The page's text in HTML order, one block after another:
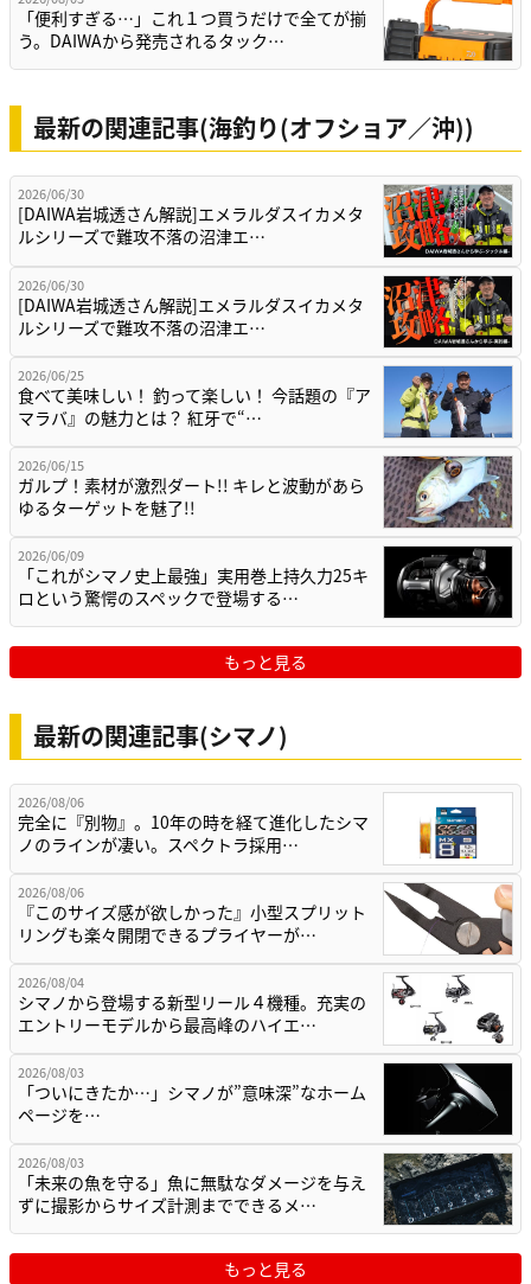
「便利すぎる…」これ１つ買うだけで全てが揃
う。DAIWAから発売されるタック…
最新の関連記事(海釣り(オフショア／沖))
2026/06/30
[DAIWA岩城透さん解説]エメラルダスイカメタ
ルシリーズで難攻不落の沼津エ…
2026/06/30
[DAIWA岩城透さん解説]エメラルダスイカメタ
ルシリーズで難攻不落の沼津エ…
2026/06/25
食べて美味しい！ 釣って楽しい！ 今話題の『ア
マラバ』の魅力とは？ 紅牙で“…
2026/06/15
ガルプ！素材が激烈ダート!! キレと波動があら
ゆるターゲットを魅了!!
2026/06/09
「これがシマノ史上最強」実用巻上持久力25キ
ロという驚愕のスペックで登場する…
もっと見る
最新の関連記事(シマノ)
2026/08/06
完全に『別物』。10年の時を経て進化したシマ
ノのラインが凄い。スペクトラ採用…
2026/08/06
『このサイズ感が欲しかった』小型スプリット
リングも楽々開閉できるプライヤーが…
2026/08/04
シマノから登場する新型リール４機種。充実の
エントリーモデルから最高峰のハイエ…
2026/08/03
「ついにきたか…」シマノが”意味深”なホーム
ページを…
2026/08/03
「未来の魚を守る」魚に無駄なダメージを与え
ずに撮影からサイズ計測までできるメ…
もっと見る